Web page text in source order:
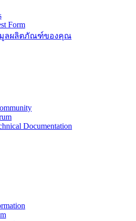
Form
มูลผลิตภัณฑ์ของคุณ
Documentation